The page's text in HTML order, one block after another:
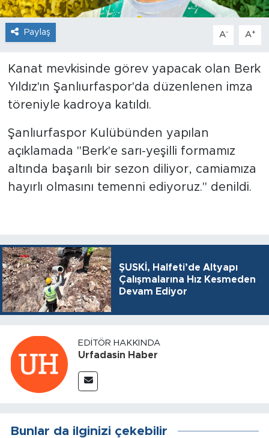
Paylaş A- A+
Kanat mevkisinde görev yapacak olan Berk
Yıldız'ın Şanlıurfaspor'da düzenlenen imza
töreniyle kadroya katıldı.
Şanlıurfaspor Kulübünden yapılan
açıklamada "Berk'e sarı-yeşilli formamız
altında başarılı bir sezon diliyor, camiamıza
hayırlı olmasını temenni ediyoruz." denildi.
ŞUSKİ, Halfeti’de Altyapı
Çalışmalarına Hız Kesmeden
Devam Ediyor
EDITÖR HAKKINDA
Urfadasin Haber
Bunlar da ilginizi çekebilir